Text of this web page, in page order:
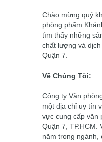
Chào mừng quý
phòng phẩm
tìm thấy những
chất lượng và
Quận 7.
Về Chúng Tôi:
Công ty Văn
một địa chỉ uy tín
vực cung cấp văn
Quận 7, TP.HCM.
năm trong ngành,